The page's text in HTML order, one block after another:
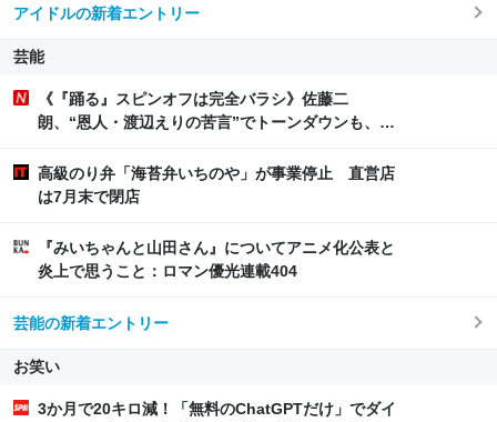
ア | 文春オンライン
アイドルの新着エントリー
芸能
《『踊る』スピンオフは完全バラシ》佐藤二
朗、“恩人・渡辺えりの苦言”でトーンダウンも、X
トラブル】
高級のり弁「海苔弁いちのや」が事業停止 直営店
は7月末で閉店
『みいちゃんと山田さん』についてアニメ化公表と
炎上で思うこと：ロマン優光連載404
芸能の新着エントリー
お笑い
3か月で20キロ減！「無料のChatGPTだけ」でダイ